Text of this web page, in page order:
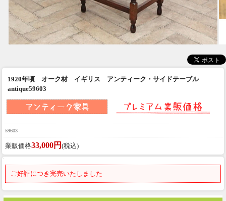
1920年頃 オーク材 イギリス アンティーク・サイドテーブル
antique59603
59603
業販価格33,000円 (税込)
ご好評につき完売いたしました